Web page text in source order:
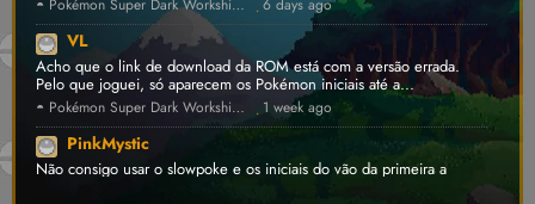
◓ Pokémon Super Dark Workship 2024 ⛔ [v1.4.5] • FanProject ROM Hack ·6 days ago
VL
Acho que o link de download da ROM está com a versão errada.
Pelo que joguei, só aparecem os Pokémon iniciais até a...
◓ Pokémon Super Dark Workship 2024 ⛔ [v1.4.5] • FanProject ROM Hack · 1 week ago
PinkMystic
Não consigo usar o slowpoke e os iniciais do vão da primeira a